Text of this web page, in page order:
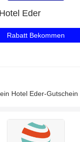
Eder
Rabatt Bekommen
Hotel Eder-Gutschein